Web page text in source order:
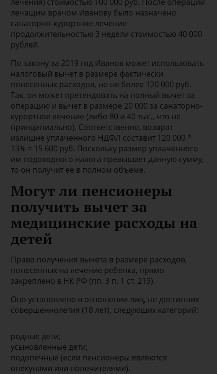
лечащим врачом Иванову было назначено
санаторно-курортное лечение
продолжительностью 3 недели стоимостью 40 000
рублей.
По закону за 2019 год Иванов может использовать
налоговый вычет в размере фактически
понесенных расходов, но не более 120 000 руб.
Так, он может претендовать на полный вычет за
операцию и вычет в размере 20 000 за санаторно-
курортное лечение (либо 80 и 40 тыс., что не
принципиально). Соответственно, возврат
излишне уплаченного НДФЛ составит 120 000 *
13% = 15 600 руб. Поскольку размер уплаченного
им подоходного налога превышает данную сумму,
то он получит ее в полном объеме.
Могут ли пенсионеры
получить вычет за
медицинские расходы на
детей
Право получения вычета в размере расходов,
понесенных на лечение ребенка, прямо
закреплено в НК РФ (пп. 3 п. 1 ст. 219).
Оно установлено в отношении лиц, не достигших
совершеннолетия (18 лет), следующих категорий:
родные дети;
усыновленные дети;
подопечные (если пенсионеры являются
опекунами или попечителями).